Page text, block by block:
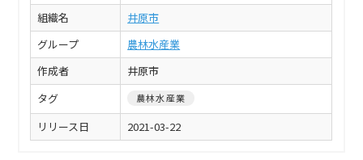
組織名
井原市
グループ
農林水産業
作成者
井原市
タグ
農林水産業
リリース日 2021-03-22